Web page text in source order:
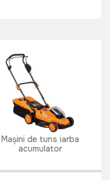
Mașini de tuns iarba
acumulator